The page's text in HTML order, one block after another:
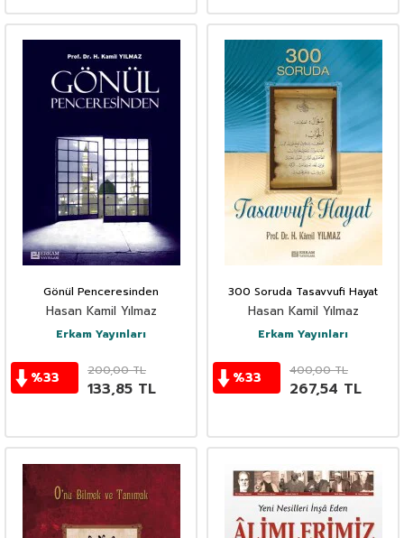
Gönül Penceresinden
Hasan Kamil Yılmaz
Erkam Yayınları
%33 200,00TL
133,85 TL
300 Soruda Tasavvufi Hayat
Hasan Kamil Yılmaz
Erkam Yayınları
%33 400,00TL
267,54 TL